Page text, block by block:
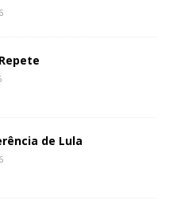
de Lula